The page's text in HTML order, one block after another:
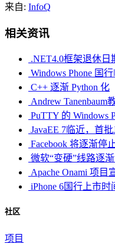
来自: InfoQ
相关资讯
.NET4.0框架退休日
Windows Phone 国
C++ 逐渐 Python 化
Andrew Tanenbaum
PuTTY 的 Windows
JavaEE 7临近，首
Facebook 将逐渐停
微软“变硬”线路逐
Apache Onami 项目
iPhone 6国行上市
社区
项目